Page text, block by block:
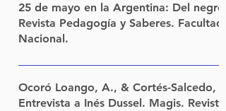
Literatura y Matemática en la escuela
Pinkasz, Daniel (compiladores).
producción académica de los últimos
25 de mayo en la Argentina: Del
Revista Pedagogía y Saberes.
Nacional.
LINK
Ocoró Loango, A., & Cortés-Salcedo,
Entrevista a Inés Dussel. Magis.